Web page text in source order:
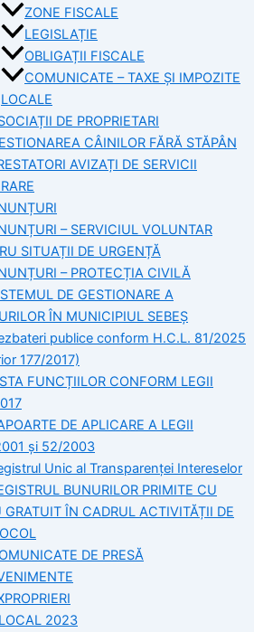
ZONE FISCALE
LEGISLAȚIE
OBLIGAȚII FISCALE
COMUNICATE – TAXE ȘI IMPOZITE
LOCALE
DE PROPRIETARI
CÂINILOR FĂRĂ STĂPÂN
AVIZAȚI DE SERVICII
– SERVICIUL VOLUNTAR
SITUAȚII DE URGENȚĂ
– PROTECȚIA CIVILĂ
DE GESTIONARE A
ÎN MUNICIPIUL SEBEȘ
publice conform H.C.L. 81/2025
177/2017)
FUNCȚIILOR CONFORM LEGII
DE APLICARE A LEGII
și 52/2003
Unic al Transparenței Intereselor
BUNURILOR PRIMITE CU
GRATUIT ÎN CADRUL ACTIVITĂȚII DE
DE PRESĂ
2023